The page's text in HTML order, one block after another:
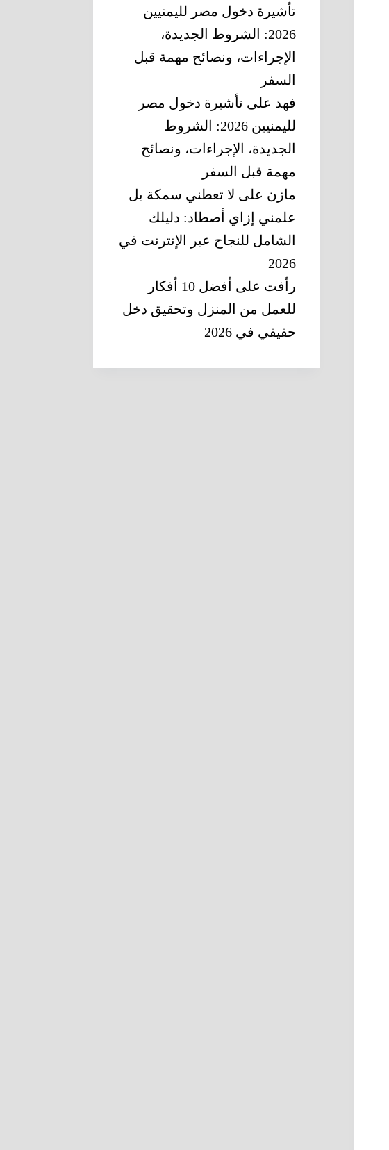
تأشيرة دخول مصر لليمنيين
2026: الشروط الجديدة،
الإجراءات، ونصائح مهمة قبل
السفر
فهد على تأشيرة دخول مصر
لليمنيين 2026: الشروط
الجديدة، الإجراءات، ونصائح
مهمة قبل السفر
مازن على لا تعطني سمكة بل
علمني إزاي أصطاد: دليلك
الشامل للنجاح عبر الإنترنت في
2026
رأفت على
أفضل 10 أفكار
للعمل من المنزل وتحقيق دخل
حقيقي في 2026